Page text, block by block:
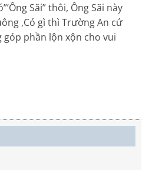
Sãi” thôi, Ông Sãi này
,Có gì thì Trường An cứ
phần lộn xộn cho vui